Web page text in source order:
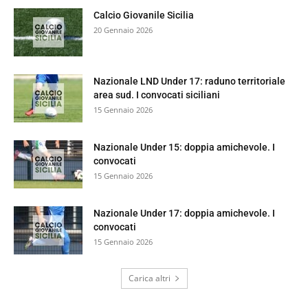
Calcio Giovanile Sicilia
20 Gennaio 2026
Nazionale LND Under 17: raduno territoriale
area sud. I convocati siciliani
15 Gennaio 2026
Nazionale Under 15: doppia amichevole. I
convocati
15 Gennaio 2026
Nazionale Under 17: doppia amichevole. I
convocati
15 Gennaio 2026
Carica altri